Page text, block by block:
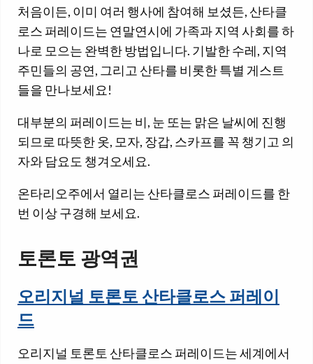
처음이든, 이미 여러 행사에 참여해 보셨든, 산타클
로스 퍼레이드는 연말연시에 가족과 지역 사회를 하
나로 모으는 완벽한 방법입니다. 기발한 수레, 지역
주민들의 공연, 그리고 산타를 비롯한 특별 게스트
들을 만나보세요!
대부분의 퍼레이드는 비, 눈 또는 맑은 날씨에 진행
되므로 따뜻한 옷, 모자, 장갑, 스카프를 꼭 챙기고 의
자와 담요도 챙겨오세요.
온타리오주에서 열리는 산타클로스 퍼레이드를 한
번 이상 구경해 보세요.
토론토 광역권
오리지널 토론토 산타클로스 퍼레이
드
오리지널 토론토 산타클로스 퍼레이드는 세계에서